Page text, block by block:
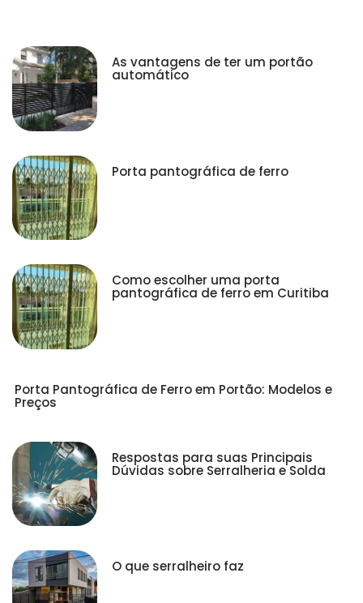
As vantagens de ter um portão
automático
Porta pantográfica de ferro
Como escolher uma porta
pantográfica de ferro em Curitiba
Porta Pantográfica de Ferro em Portão: Modelos e
Preços
Respostas para suas Principais
Dúvidas sobre Serralheria e Solda
O que serralheiro faz